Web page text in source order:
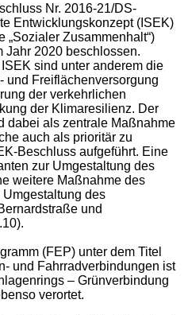
Nr. 2016-21/DS-
Entwicklungskonzept (ISEK)
„Sozialer Zusammenhalt“)
Jahr 2020 beschlossen.
sind unter anderem die
und Freiflächenversorgung
der verkehrlichen
der Klimaresilienz. Der
dabei als zentrale Maßnahme
auch als prioritär zu
Beschluss aufgeführt. Eine
zur Umgestaltung des
weitere Maßnahme des
des
und
(FEP) unter dem Titel
und Fahrradverbindungen ist
– Grünverbindung
verortet.